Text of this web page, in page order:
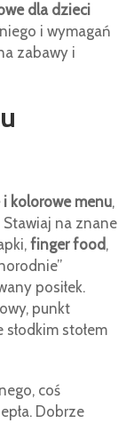
dla dzieci
i wymagań
zabawy i
kolorowe menu,
na znane
finger food,
posiłek.
punkt
stołem
coś
Dobrze